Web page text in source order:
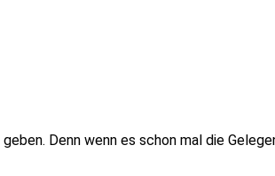
Denn wenn es schon mal die